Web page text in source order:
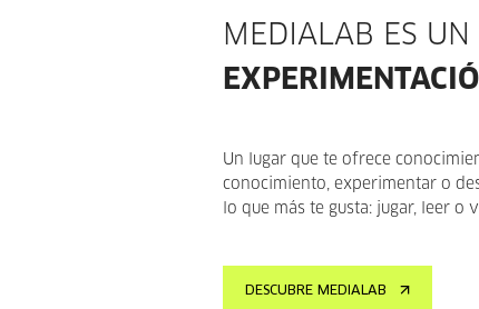
MEDIALAB ES UN
Un lugar que te ofrece
conocimiento, experimentar o
lo que más te gusta: jugar, leer o
DESCUBRE MEDIALAB